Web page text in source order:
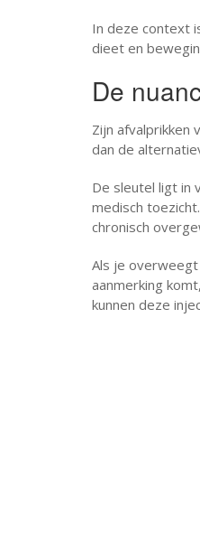
In deze context
dieet en
De
Zijn afvalprikken
dan de
De sleutel ligt in
medisch
chronisch
Als je
aanmerking
kunnen deze